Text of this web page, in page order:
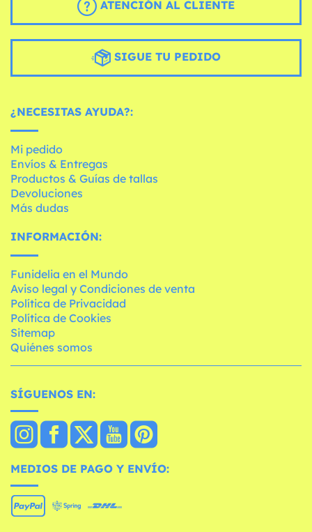
ATENCIÓN AL CLIENTE
SIGUE TU PEDIDO
¿NECESITAS AYUDA?:
Mi pedido
Envíos & Entregas
Productos & Guías de tallas
Devoluciones
Más dudas
INFORMACIÓN:
Funidelia en el Mundo
Aviso legal y Condiciones de venta
Política de Privacidad
Política de Cookies
Sitemap
Quiénes somos
SÍGUENOS EN:
MEDIOS DE PAGO Y ENVÍO: